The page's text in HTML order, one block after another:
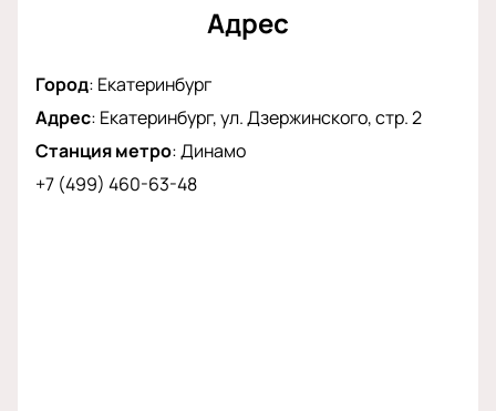
Адрес
Город: Екатеринбург
Адрес: Екатеринбург, ул. Дзержинского, стр. 2
Станция метро:Динамо
+7 (499) 460-63-48